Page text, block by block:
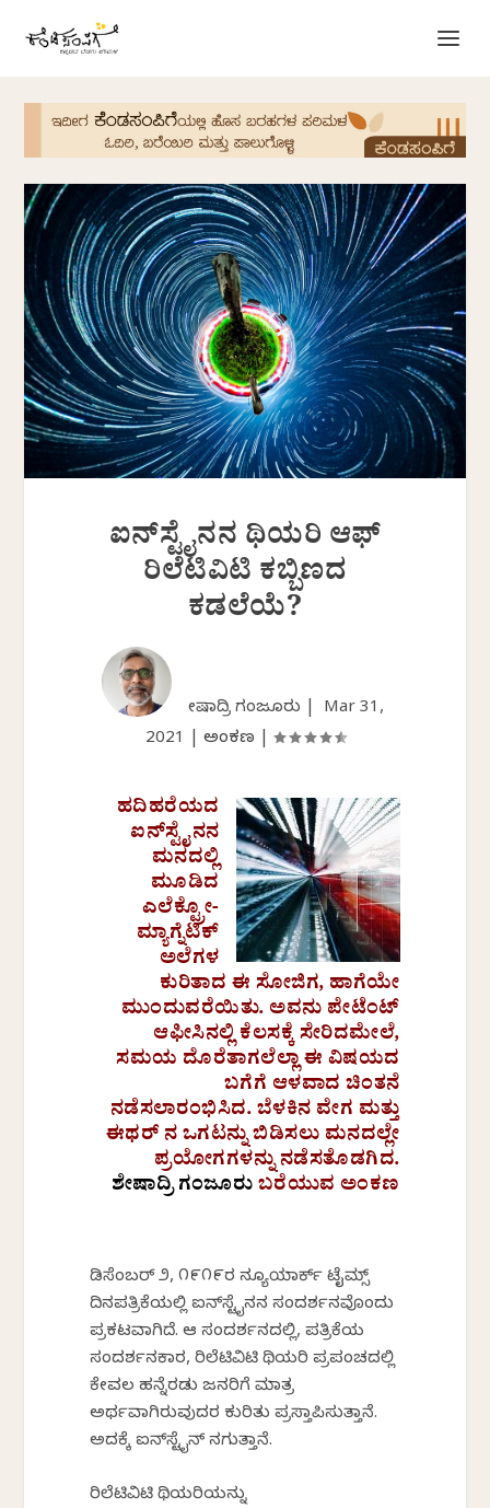
ಐನ್‌ಸ್ಟೈನನ ಥಿಯರಿ ಆಫ್
ರಿಲೆಟಿವಿಟಿ ಕಬ್ಬಿಣದ
ಕಡಲೆಯೆ?
ಶೇಷಾದ್ರಿ ಗಂಜೂರು | Mar 31,
2021
ಅಂಕಣ
ಹದಿಹರೆಯದ
ಐನ್‌ಸ್ಟೈನನ
ಮನದಲ್ಲಿ
ಮೂಡಿದ
ಎಲೆಕ್ಟ್ರೋ-
ಮ್ಯಾಗ್ನೆಟಿಕ್
ಅಲೆಗಳ
ಕುರಿತಾದ ಈ ಸೋಜಿಗ, ಹಾಗೆಯೇ
ಮುಂದುವರೆಯಿತು. ಅವನು ಪೇಟೆಂಟ್
ಆಫೀಸಿನಲ್ಲಿ ಕೆಲಸಕ್ಕೆ ಸೇರಿದಮೇಲೆ,
ಸಮಯ ದೊರೆತಾಗಲೆಲ್ಲಾ ಈ ವಿಷಯದ
ಬಗೆಗೆ ಆಳವಾದ ಚಿಂತನೆ
ನಡೆಸಲಾರಂಭಿಸಿದ. ಬೆಳಕಿನ ವೇಗ ಮತ್ತು
ಈಥರ್‌ ನ ಒಗಟನ್ನು ಬಿಡಿಸಲು ಮನದಲ್ಲೇ
ಪ್ರಯೋಗಗಳನ್ನು ನಡೆಸತೊಡಗಿದ.
ಶೇಷಾದ್ರಿ ಗಂಜೂರುಬರೆಯುವ ಅಂಕಣ
ಡಿಸೆಂಬರ್ ೨, ೧೯೧೯ರ ನ್ಯೂಯಾರ್ಕ್ ಟೈಮ್ಸ್
ದಿನಪತ್ರಿಕೆಯಲ್ಲಿ ಐನ್‌ಸ್ಟೈನನ ಸಂದರ್ಶನವೊಂದು
ಪ್ರಕಟವಾಗಿದೆ. ಆ ಸಂದರ್ಶನದಲ್ಲಿ, ಪತ್ರಿಕೆಯ
ಸಂದರ್ಶನಕಾರ, ರಿಲೆಟಿವಿಟಿ ಥಿಯರಿ ಪ್ರಪಂಚದಲ್ಲಿ
ಕೇವಲ ಹನ್ನೆರಡು ಜನರಿಗೆ ಮಾತ್ರ
ಅರ್ಥವಾಗಿರುವುದರ ಕುರಿತು ಪ್ರಸ್ತಾಪಿಸುತ್ತಾನೆ.
ಅದಕ್ಕೆ ಐನ್‌ಸ್ಟೈನ್ ನಗುತ್ತಾನೆ.
ರಿಲೆಟಿವಿಟಿ ಥಿಯರಿಯನ್ನು